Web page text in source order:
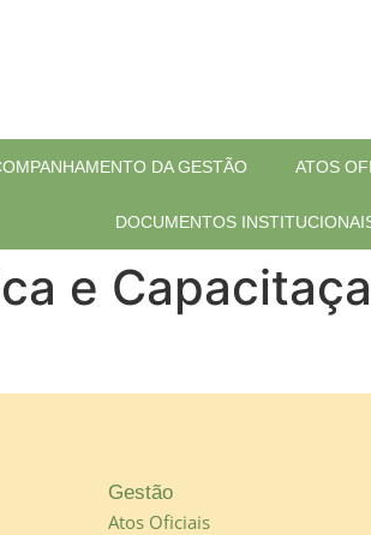
DA GESTÃO ATOS
DOCUMENTOS
e
Gestão
Atos Oficiais